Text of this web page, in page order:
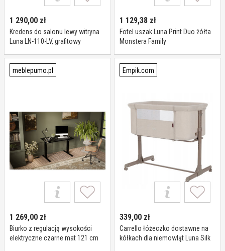
1 290,00 zł
Kredens do salonu lewy witryna
Luna LN-110-LV, grafitowy
1 129,38 zł
Fotel uszak Luna Print Duo żółta
Monstera Family
meblepumo.pl
1 269,00 zł
Biurko z regulacją wysokości
elektryczne czarne mat 121 cm
Empik.com
339,00 zł
Carrello łóżeczko dostawne na
kółkach dla niemowląt Luna Silk